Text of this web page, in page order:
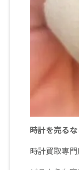
時計を売るな
時計買取専